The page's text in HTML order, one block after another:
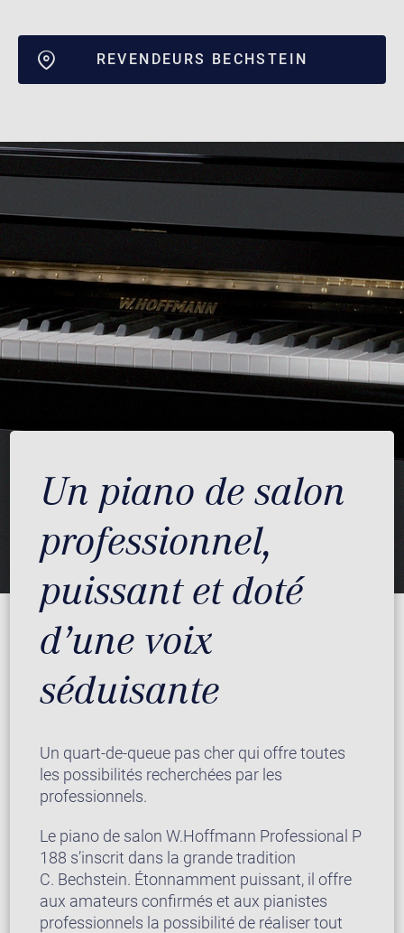
REVENDEURS BECHSTEIN
Un piano de salon
professionnel,
puissant et doté
d’une voix
séduisante
Un quart-de-queue pas cher qui offre toutes
les possibilités recherchées par les
professionnels.
Le piano de salon W.Hoffmann Professional P
188 s’inscrit dans la grande tradition
C. Bechstein. Étonnamment puissant, il offre
aux amateurs confirmés et aux pianistes
professionnels la possibilité de réaliser tout